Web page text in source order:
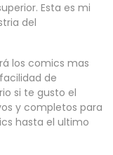
Esta es mi
del
los comics mas
de
si te gusto el
y completos para
hasta el ultimo